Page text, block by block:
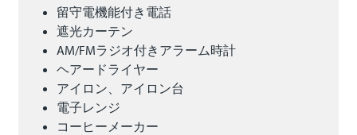
留守電機能付き電話
遮光カーテン
AM/FMラジオ付きアラーム時計
ヘアードライヤー
アイロン、アイロン台
電子レンジ
コーヒーメーカー